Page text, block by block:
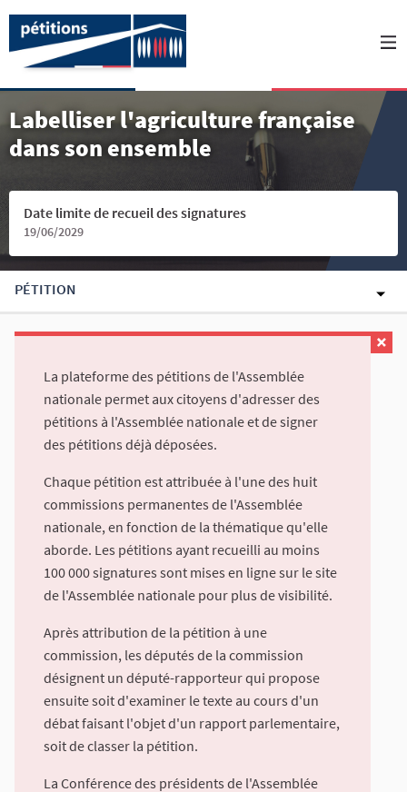
Labelliser l'agriculture française
dans son ensemble
Date limite de recueil des signatures
19/06/2029
PÉTITION
La plateforme des pétitions de l'Assemblée
nationale permet aux citoyens d'adresser des
pétitions à l'Assemblée nationale et de signer
des pétitions déjà déposées.
Chaque pétition est attribuée à l'une des huit
commissions permanentes de l'Assemblée
nationale, en fonction de la thématique qu'elle
aborde. Les pétitions ayant recueilli au moins
100 000 signatures sont mises en ligne sur le site
de l'Assemblée nationale pour plus de visibilité.
Après attribution de la pétition à une
commission, les députés de la commission
désignent un député-rapporteur qui propose
ensuite soit d'examiner le texte au cours d'un
débat faisant l'objet d'un rapport parlementaire,
soit de classer la pétition.
La Conférence des présidents de l'Assemblée